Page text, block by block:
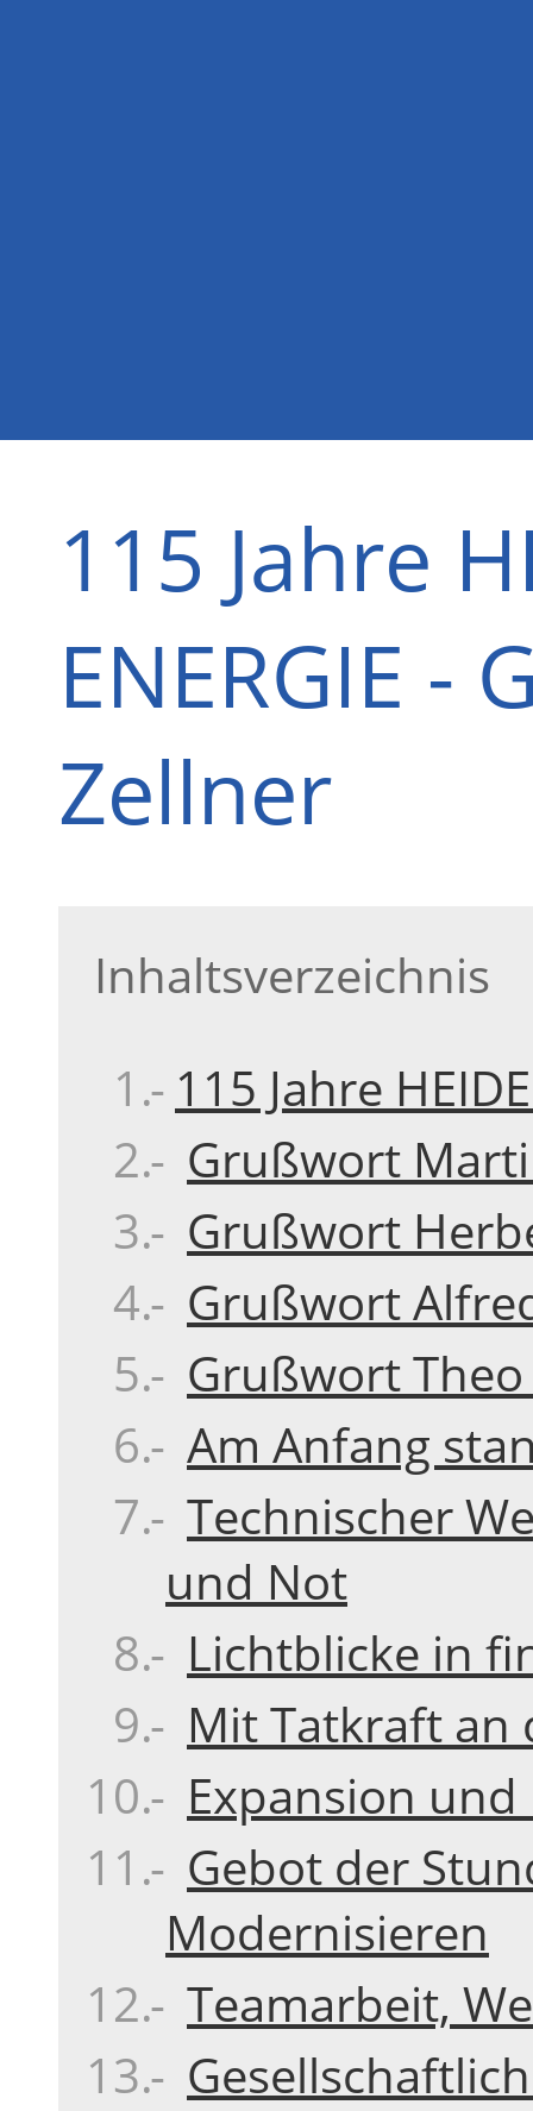
115 Jahre
ENERGIE -
Zellner
Inhaltsverzeichnis
115 Jahre
Grußwort
Grußwort
Grußwort
Grußwort
Am Anfang
Technischer
und Not
Lichtblicke in
Mit Tatkraft an
Expansion
Gebot der
Modernisieren
Teamarbeit,